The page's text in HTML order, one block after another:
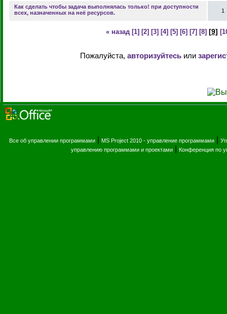
Как сделать чтобы задача выполнялась только! при доступности
всех, назначенных на неё ресурсов.
1
« назад [1] [2] [3] [4] [5] [6] [7] [8] [9]
Пожалуйста, авторизуйтесьили
Все об управлении программами MS Project 2010 - управление программами
управлению программами и проектами| Конференция по